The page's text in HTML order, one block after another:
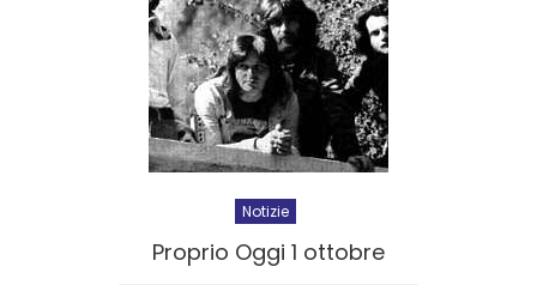
Notizie
Proprio Oggi 1 ottobre